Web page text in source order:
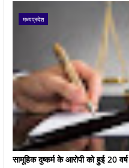
मध्यप्रदेश
सामूहिक दुष्कर्म के आरोपी को हुई 20